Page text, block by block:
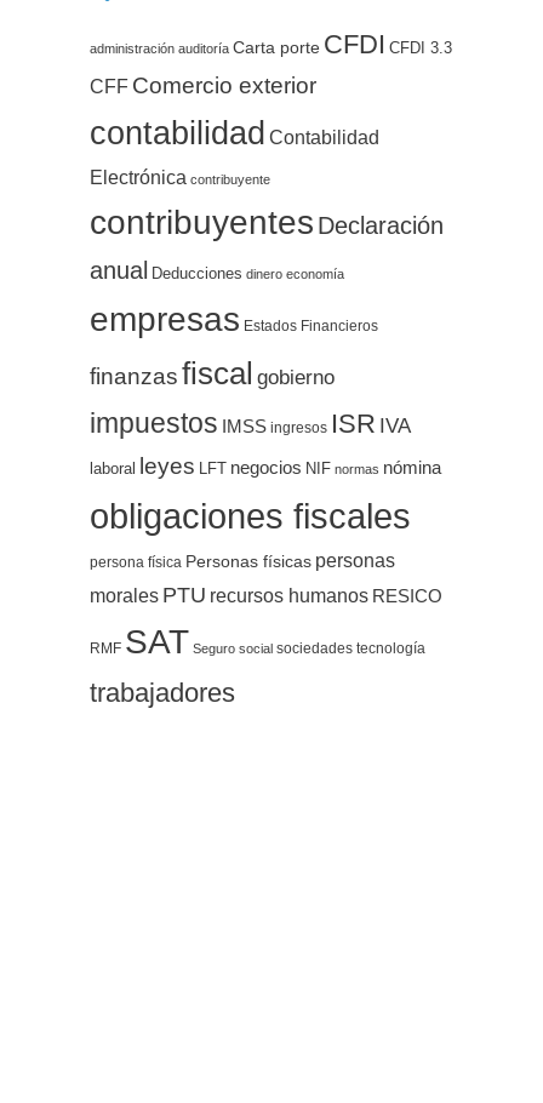
administración auditoría Carta porte CFDI CFDI 3.3
CFF Comercio exterior
contabilidad Contabilidad
Electrónica contribuyente
contribuyentes Declaración
anual Deducciones dinero economía
empresas Estados Financieros
finanzasfiscal gobierno
impuestos IMSS ingresos ISR IVA
laboral leyes LFT negocios NIF normas nómina
obligaciones fiscales
persona física Personas físicas personas
morales PTU recursos humanos RESICO
RMF SAT Seguro social sociedades tecnología
trabajadores